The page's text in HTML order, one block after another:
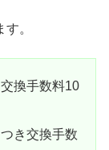
。
換手数料10
き交換手数